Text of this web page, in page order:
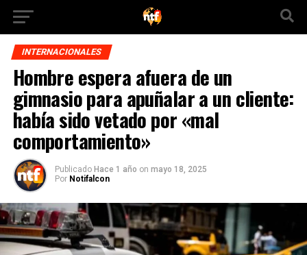
INTERNACIONALES
Hombre espera afuera de un
gimnasio para apuñalar a un cliente:
había sido vetado por «mal
comportamiento»
Publicado Hace 1 año on mayo 18, 2025
Por Notifalcon